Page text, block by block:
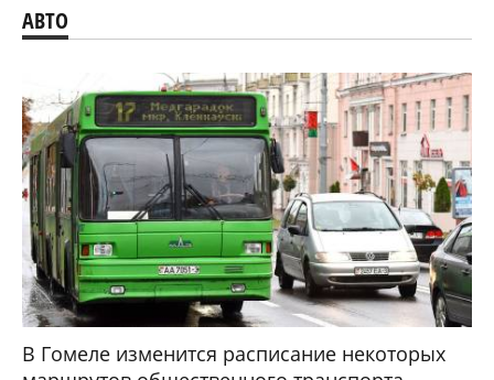
Гомельчанин в США сообщил о резком росте
цен на бензин: $5–6 за галлон